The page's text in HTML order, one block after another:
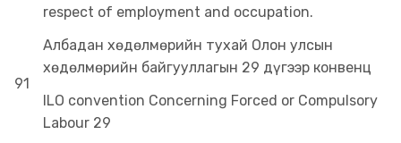
respect of employment and occupation.
91
Албадан хөдөлмөрийн тухай Олон улсын
хөдөлмөрийн байгууллагын 29 дүгээр конвенц
ILO convention Concerning Forced or Compulsory
Labour 29